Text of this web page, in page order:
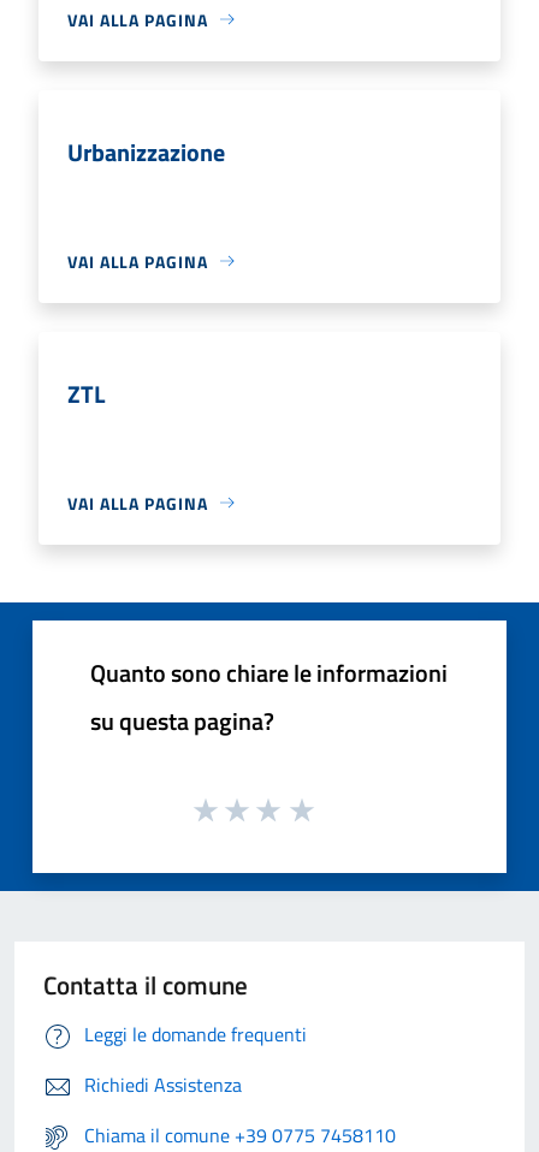
VAI ALLA PAGINA
Urbanizzazione
VAI ALLA PAGINA
ZTL
VAI ALLA PAGINA
Quanto sono chiare le informazioni
su questa pagina?
Contatta il comune
Leggi le domande frequenti
Richiedi Assistenza
Chiama il comune +39 0775 7458110